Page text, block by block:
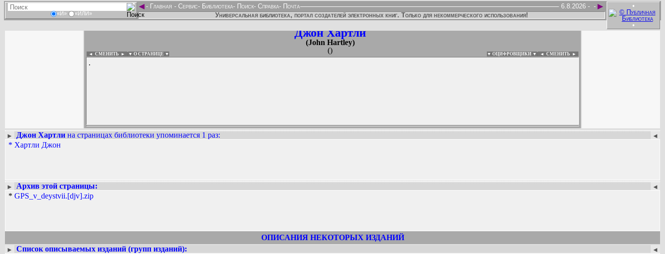
«И» «ИЛИ»
•
•
◄ ►
- Главная - Сервис- Библиотека- Поиск- Справка- Почта -
6.8.2026 -
Универсальная библиотека, портал создателей электронных книг. Только для некоммерческого использования!
Джон Хартли
(John Hartley)
()
◄ СМЕНИТЬ ► ▼ О СТРАНИЦЕ ▼ ▼ ОЦИФРОВЩИКИ ▼ ◄ СМЕНИТЬ ►
.
:
Вадим Ершов...
► ◄
Джон Хартли на страницах библиотеки упоминается 1 раз:
* Хартли Джон
► ◄
Архив этой страницы:
* GPS_v_deystvii.[djv].zip
ОПИСАНИЯ НЕКОТОРЫХ ИЗДАНИЙ
► ◄
Список описываемых изданий (групп изданий):